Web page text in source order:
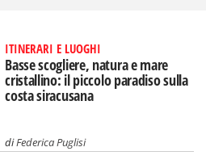
ITINERARI E LUOGHI
Basse scogliere, natura e mare
cristallino: il piccolo paradiso sulla
costa siracusana
diFederica Puglisi